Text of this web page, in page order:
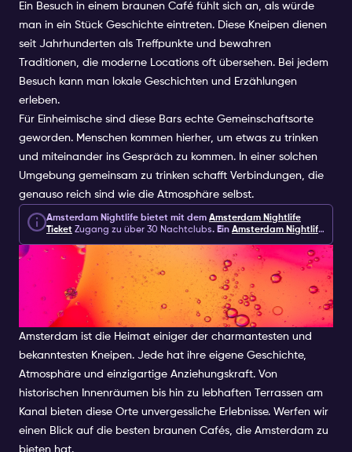
Ein Besuch in einem braunen Café fühlt sich an, als würde
man in ein Stück Geschichte eintreten. Diese Kneipen dienen
seit Jahrhunderten als Treffpunkte und bewahren
Traditionen, die moderne Locations oft übersehen. Bei jedem
Besuch kann man lokale Geschichten und Erzählungen
erleben.
Für Einheimische sind diese Bars echte Gemeinschaftsorte
geworden. Menschen kommen hierher, um etwas zu trinken
und miteinander ins Gespräch zu kommen. In einer solchen
Umgebung gemeinsam zu trinken schafft Verbindungen, die
genauso reich sind wie die Atmosphäre selbst.
Amsterdam Nightlife bietet mit dem Amsterdam Nightlife
Ticket Zugang zu über 30 Nachtclubs. Ein Amsterdam Nightlife
zu Erlebnissen und Extras für 10 €.
TOP-BRAUNE CAFÉS IN
AMSTERDAM, DIE MAN
BESUCHEN SOLLTE
Amsterdam ist die Heimat einiger der charmantesten und
bekanntesten Kneipen. Jede hat ihre eigene Geschichte,
Atmosphäre und einzigartige Anziehungskraft. Von
historischen Innenräumen bis hin zu lebhaften Terrassen am
Kanal bieten diese Orte unvergessliche Erlebnisse. Werfen wir
einen Blick auf die besten braunen Cafés, die Amsterdam zu
bieten hat.